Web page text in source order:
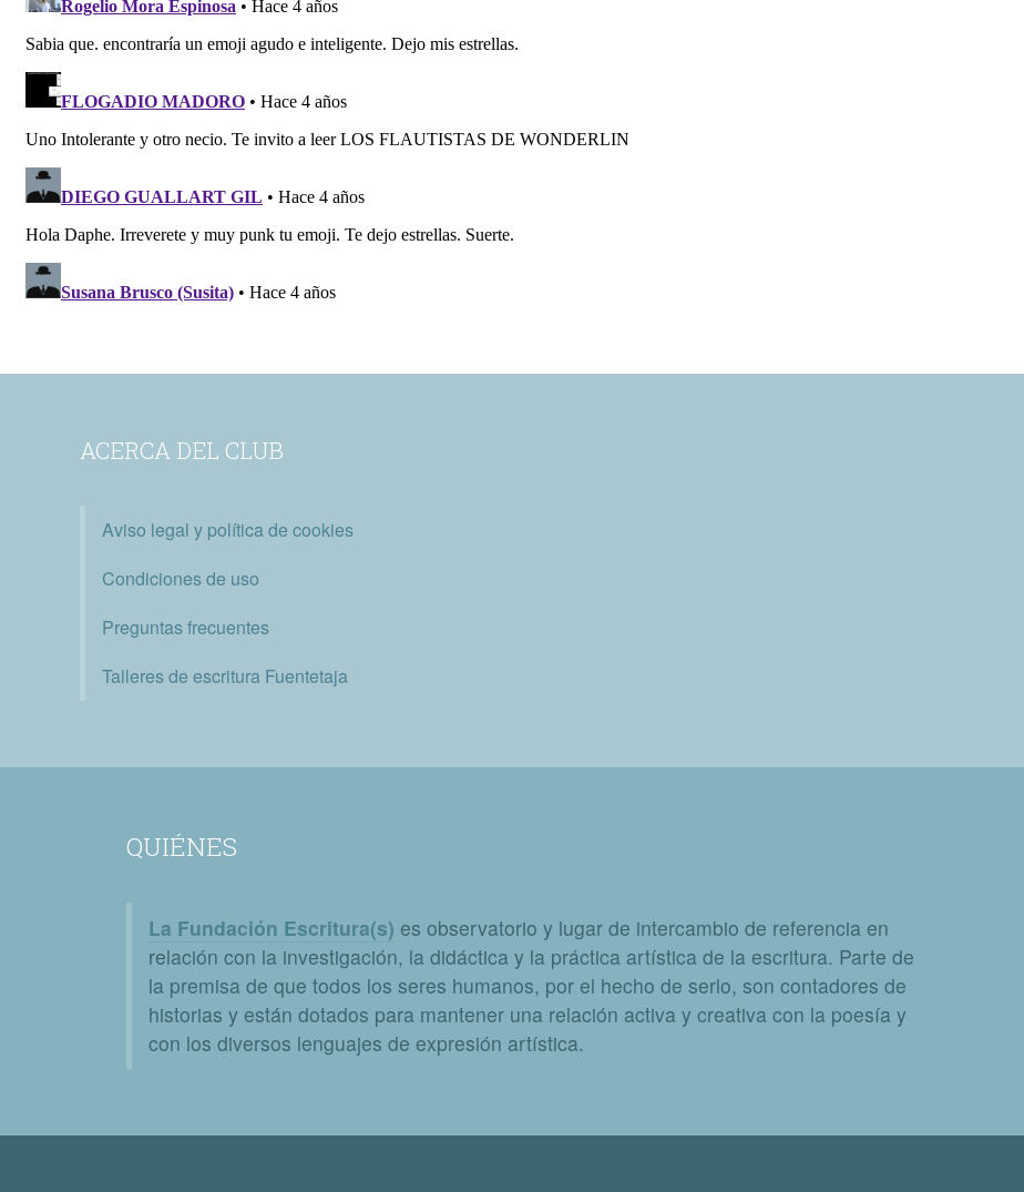
ACERCA DEL CLUB
Aviso legal y política de cookies
Condiciones de uso
Preguntas frecuentes
Talleres de escritura Fuentetaja
QUIÉNES
La Fundación Escritura(s) es observatorio y lugar de intercambio de referencia en
relación con la investigación, la didáctica y la práctica artística de la escritura. Parte de
la premisa de que todos los seres humanos, por el hecho de serlo, son contadores de
historias y están dotados para mantener una relación activa y creativa con la poesía y
con los diversos lenguajes de expresión artística.